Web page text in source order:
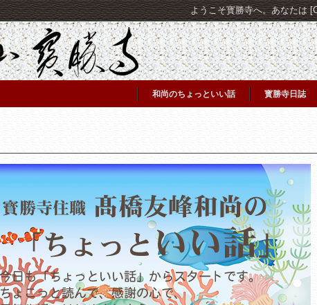
ようこそ寳勝寺へ。あなたは
和尚のちょっといい話 寳勝寺日誌